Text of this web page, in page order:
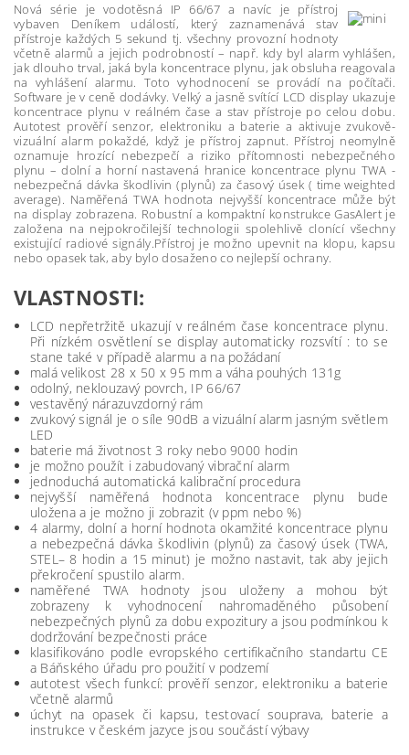
Nová série je vodotěsná IP 66/67 a navíc je přístroj
vybaven Deníkem událostí, který zaznamenává stav
přístroje každých 5 sekund tj. všechny provozní hodnoty
včetně alarmů a jejich podrobností – např. kdy byl alarm vyhlášen,
jak dlouho trval, jaká byla koncentrace plynu, jak obsluha reagovala
na vyhlášení alarmu. Toto vyhodnocení se provádí na počítači.
Software je v ceně dodávky. Velký a jasně svítící LCD display ukazuje
koncentrace plynu v reálném čase a stav přístroje po celou dobu.
Autotest prověří senzor, elektroniku a baterie a aktivuje zvukově-
vizuální alarm pokaždé, když je přístroj zapnut. Přístroj neomylně
oznamuje hrozící nebezpečí a riziko přítomnosti nebezpečného
plynu – dolní a horní nastavená hranice koncentrace plynu TWA -
nebezpečná dávka škodlivin (plynů) za časový úsek ( time weighted
average). Naměřená TWA hodnota nejvyšší koncentrace může být
na display zobrazena. Robustní a kompaktní konstrukce GasAlert je
založena na nejpokročilejší technologii spolehlivě clonící všechny
existující radiové signály.Přístroj je možno upevnit na klopu, kapsu
nebo opasek tak, aby bylo dosaženo co nejlepší ochrany.
VLASTNOSTI:
LCD nepřetržitě ukazují v reálném čase koncentrace plynu.
Při nízkém osvětlení se display automaticky rozsvítí : to se
stane také v případě alarmu a na požádaní
malá velikost 28 x 50 x 95 mm a váha pouhých 131g
odolný, neklouzavý povrch, IP 66/67
vestavěný nárazuvzdorný rám
zvukový signál je o síle 90dB a vizuální alarm jasným světlem
LED
baterie má životnost 3 roky nebo 9000 hodin
je možno použít i zabudovaný vibrační alarm
jednoduchá automatická kalibrační procedura
nejvyšší naměřená hodnota koncentrace plynu bude
uložena a je možno ji zobrazit (v ppm nebo %)
4 alarmy, dolní a horní hodnota okamžité koncentrace plynu
a nebezpečná dávka škodlivin (plynů) za časový úsek (TWA,
STEL– 8 hodin a 15 minut) je možno nastavit, tak aby jejich
překročení spustilo alarm.
naměřené TWA hodnoty jsou uloženy a mohou být
zobrazeny k vyhodnocení nahromaděného působení
nebezpečných plynů za dobu expozitury a jsou podmínkou k
dodržování bezpečnosti práce
klasifikováno podle evropského certifikačního standartu CE
a Báňského úřadu pro použití v podzemí
autotest všech funkcí: prověří senzor, elektroniku a baterie
včetně alarmů
úchyt na opasek či kapsu, testovací souprava, baterie a
instrukce v českém jazyce jsou součástí výbavy